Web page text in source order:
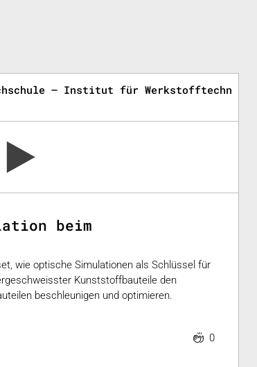
– Institut für Werkstofftechnik
beim
wie optische Simulationen als Schlüssel für
Kunststoffbauteile den
beschleunigen und optimieren.
0